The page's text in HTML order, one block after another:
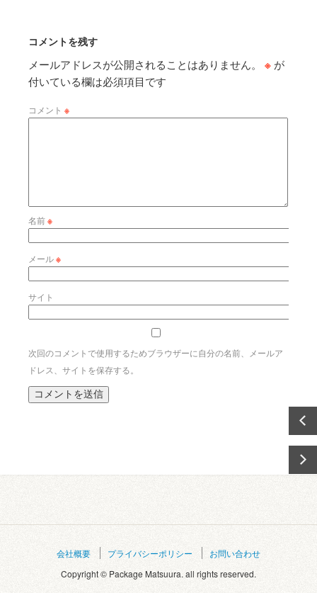
コメントを残す
メールアドレスが公開されることはありません。 ※ が
付いている欄は必須項目です
コメント ※
名前※
メール※
サイト
次回のコメントで使用するためブラウザーに自分の名前、メールア
ドレス、サイトを保存する。
会社概要 プライバシーポリシー
お問い合わせ
Copyright © Package Matsuura. all rights reserved.